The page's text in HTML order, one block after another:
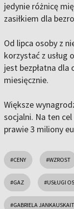
jedynie różnicę
zasiłkiem dla
Od lipca osoby z
korzystać z usług
jest bezpłatna dla
miesięcznie.
Większe
socjalni. Na ten
prawie 3 miliony
#CENY #WZROST
#GAZ #USŁUGI
#GABRIELA